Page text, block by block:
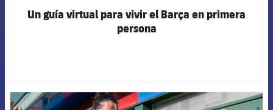
Un guía virtual para vivir el Barça en primera
persona
FCB Barcelona badge